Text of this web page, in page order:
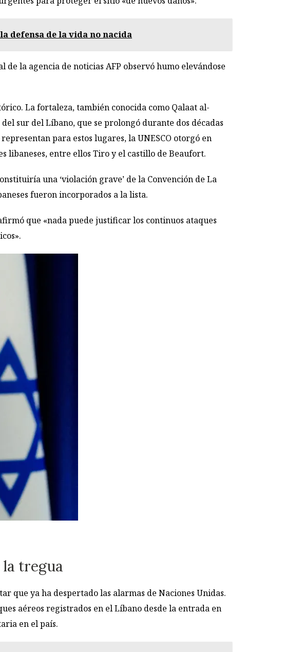
defensa de la vida no nacida
la agencia de noticias AFP observó humo elevándose
La fortaleza, también conocida como Qalaat al-
sur del Líbano, que se prolongó durante dos décadas
para estos lugares, la UNESCO otorgó en
libaneses, entre ellos Tiro y el castillo de Beaufort.
una ‘violación grave’ de la Convención de La
fueron incorporados a la lista.
que «nada puede justificar los continuos ataques
la tregua
que ya ha despertado las alarmas de Naciones Unidas.
aéreos registrados en el Líbano desde la entrada en
en el país.